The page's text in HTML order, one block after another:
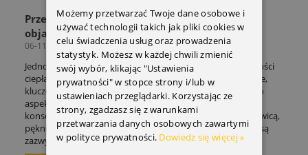
Przegrzanie silnika – jak zapobiegać i jakie są
objawy? Poradnik
06-11-2025
Jednostka napędowa podczas pracy wytwarza ogromne ilości
ciepła. Aby silnik mógł funkcjonować prawidłowo i wydajnie,
kluczowe jest jego efektywne chłodzenie. Zaniedbanie tego
aspektu prowadzi do przegrzania, co grozi poważnymi
konsekwencjami, takimi jak uszkodzenie uszczelki pod głowicą,
pęknięcie głowicy czy zatarcie tłoków. Tego typu naprawy są
zazwyczaj bardzo kosztowne.
Możemy przetwarzać Twoje dane osobowe i
używać technologii takich jak pliki cookies w
celu świadczenia usług oraz prowadzenia
statystyk. Możesz w każdej chwili zmienić
swój wybór, klikając "Ustawienia
prywatności" w stopce strony i/lub w
ustawieniach przeglądarki. Korzystając ze
strony, zgadzasz się z warunkami
przetwarzania danych osobowych zawartymi
w polityce prywatności. Dowiedz się więcej »